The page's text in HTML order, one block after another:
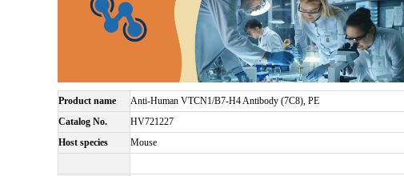
Product name
Anti-Human VTCN1/B7-H4 Antibody (7C8), PE
Catalog No.
HV721227
Host species
Mouse